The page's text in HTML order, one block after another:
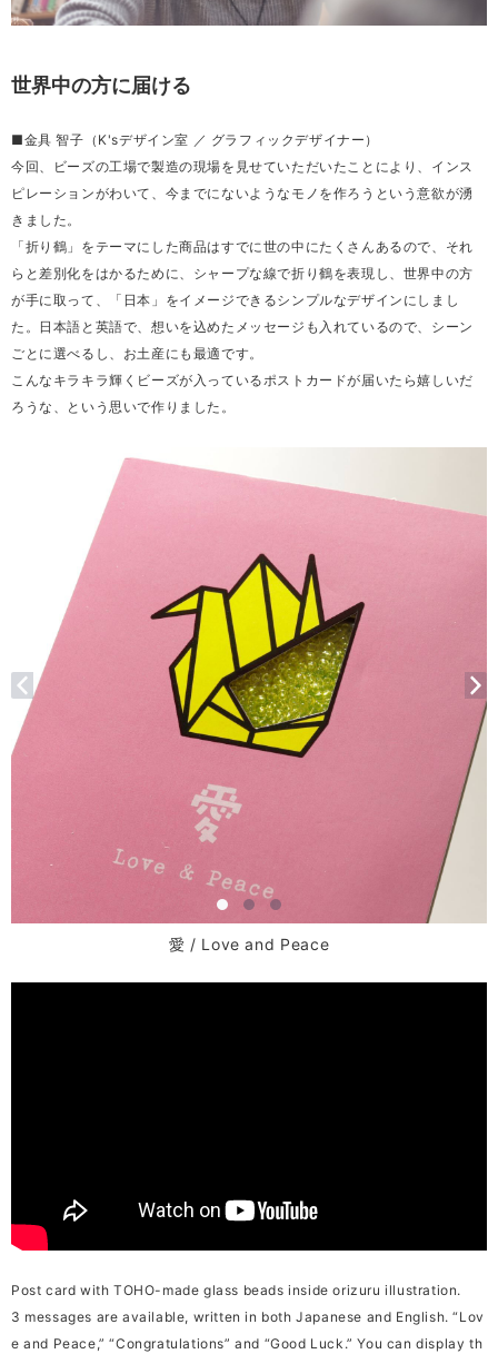
世界中の方に届ける
■金具 智子（K'sデザイン室 ／ グラフィックデザイナー）
今回、ビーズの工場で製造の現場を見せていただいたことにより、インス
ピレーションがわいて、今までにないようなモノを作ろうという意欲が湧
きました。
「折り鶴」をテーマにした商品はすでに世の中にたくさんあるので、それ
らと差別化をはかるために、シャープな線で折り鶴を表現し、世界中の方
が手に取って、「日本」をイメージできるシンプルなデザインにしまし
た。日本語と英語で、想いを込めたメッセージも入れているので、シーン
ごとに選べるし、お土産にも最適です。
こんなキラキラ輝くビーズが入っているポストカードが届いたら嬉しいだ
ろうな、という思いで作りました。
愛 / Love and Peace
Post card with TOHO-made glass beads inside orizuru illustration.
3 messages are available, written in both Japanese and English. “Lov
e and Peace,” “Congratulations” and “Good Luck.” You can display th